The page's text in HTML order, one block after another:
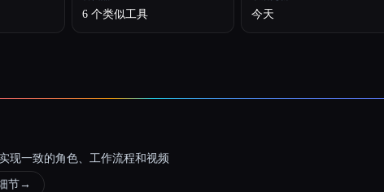
6 个类似工具 今天
现一致的角色、工作流程和视频
节→